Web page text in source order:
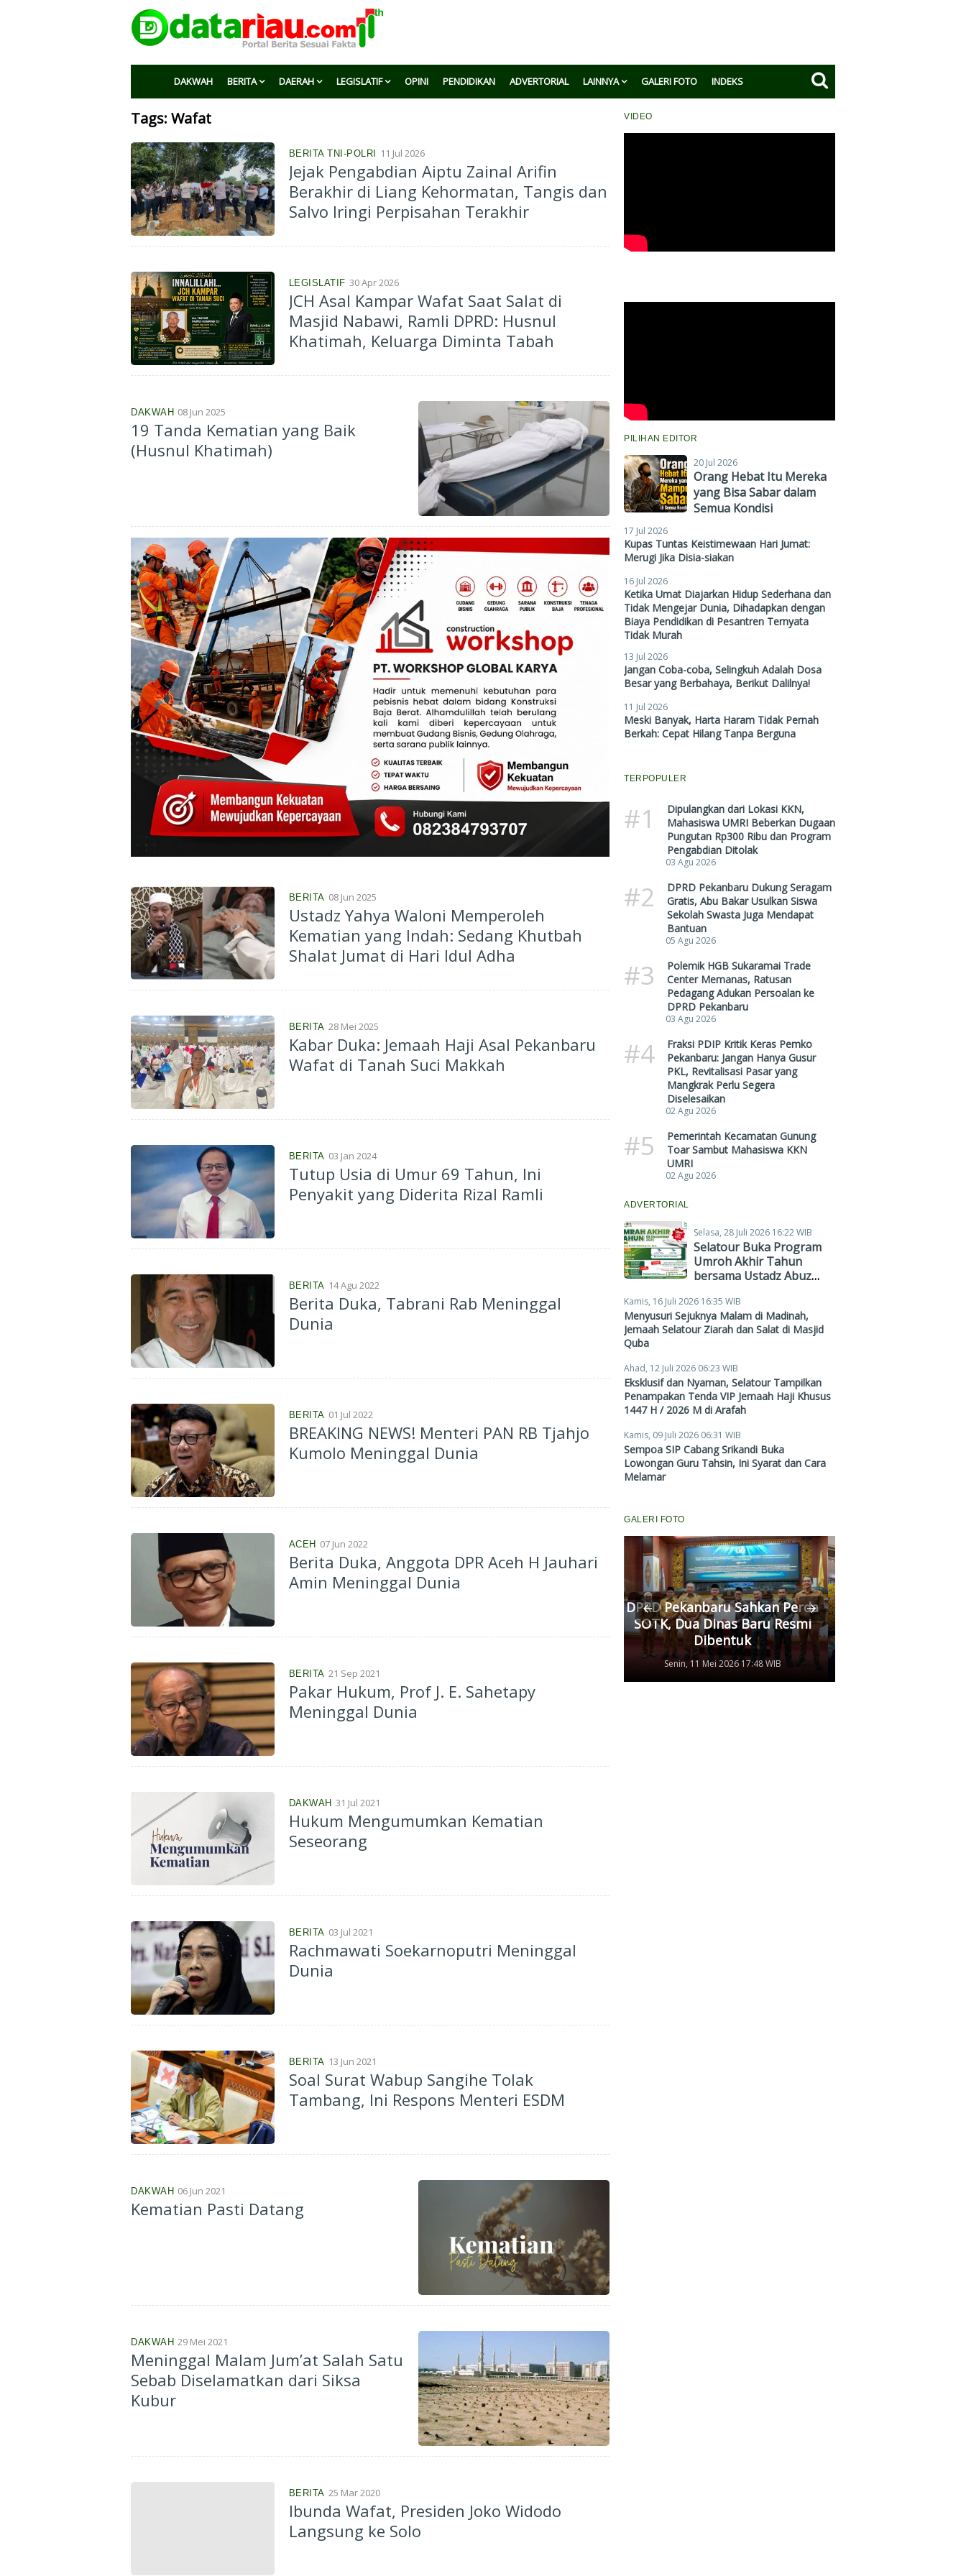
DAKWAH BERITA DAERAH LEGISLATIF OPINI PENDIDIKAN ADVERTORIAL LAINNYA GALERI FOTO INDEKS
Tags: Wafat
BERITA TNI-POLRI 11 Jul 2026
Jejak Pengabdian Aiptu Zainal Arifin
Berakhir di Liang Kehormatan, Tangis dan
Salvo Iringi Perpisahan Terakhir
LEGISLATIF 30 Apr 2026
JCH Asal Kampar Wafat Saat Salat di
Masjid Nabawi, Ramli DPRD: Husnul
Khatimah, Keluarga Diminta Tabah
DAKWAH 08 Jun 2025
19 Tanda Kematian yang Baik
(Husnul Khatimah)
BERITA 08 Jun 2025
Ustadz Yahya Waloni Memperoleh
Kematian yang Indah: Sedang Khutbah
Shalat Jumat di Hari Idul Adha
BERITA 28 Mei 2025
Kabar Duka: Jemaah Haji Asal Pekanbaru
Wafat di Tanah Suci Makkah
BERITA 03 Jan 2024
Tutup Usia di Umur 69 Tahun, Ini
Penyakit yang Diderita Rizal Ramli
BERITA 14 Agu 2022
Berita Duka, Tabrani Rab Meninggal
Dunia
BERITA 01 Jul 2022
BREAKING NEWS! Menteri PAN RB Tjahjo
Kumolo Meninggal Dunia
ACEH 07 Jun 2022
Berita Duka, Anggota DPR Aceh H Jauhari
Amin Meninggal Dunia
BERITA 21 Sep 2021
Pakar Hukum, Prof J. E. Sahetapy
Meninggal Dunia
DAKWAH 31 Jul 2021
Hukum Mengumumkan Kematian
Seseorang
BERITA 03 Jul 2021
Rachmawati Soekarnoputri Meninggal
Dunia
BERITA 13 Jun 2021
Soal Surat Wabup Sangihe Tolak
Tambang, Ini Respons Menteri ESDM
DAKWAH 06 Jun 2021
Kematian Pasti Datang
DAKWAH 29 Mei 2021
Meninggal Malam Jum’at Salah Satu
Sebab Diselamatkan dari Siksa
Kubur
BERITA 25 Mar 2020
Ibunda Wafat, Presiden Joko Widodo
Langsung ke Solo
VIDEO
PILIHAN EDITOR
20 Jul 2026
Orang Hebat Itu Mereka
yang Bisa Sabar dalam
Semua Kondisi
17 Jul 2026
Kupas Tuntas Keistimewaan Hari Jumat:
Merugi Jika Disia-siakan
16 Jul 2026
Ketika Umat Diajarkan Hidup Sederhana dan
Tidak Mengejar Dunia, Dihadapkan dengan
Biaya Pendidikan di Pesantren Ternyata
Tidak Murah
13 Jul 2026
Jangan Coba-coba, Selingkuh Adalah Dosa
Besar yang Berbahaya, Berikut Dalilnya!
11 Jul 2026
Meski Banyak, Harta Haram Tidak Pernah
Berkah: Cepat Hilang Tanpa Berguna
TERPOPULER
#1
Dipulangkan dari Lokasi KKN,
Mahasiswa UMRI Beberkan Dugaan
Pungutan Rp300 Ribu dan Program
Pengabdian Ditolak
03 Agu 2026
#2
DPRD Pekanbaru Dukung Seragam
Gratis, Abu Bakar Usulkan Siswa
Sekolah Swasta Juga Mendapat
Bantuan
05 Agu 2026
#3
Polemik HGB Sukaramai Trade
Center Memanas, Ratusan
Pedagang Adukan Persoalan ke
DPRD Pekanbaru
03 Agu 2026
#4
Fraksi PDIP Kritik Keras Pemko
Pekanbaru: Jangan Hanya Gusur
PKL, Revitalisasi Pasar yang
Mangkrak Perlu Segera
Diselesaikan
02 Agu 2026
#5
Pemerintah Kecamatan Gunung
Toar Sambut Mahasiswa KKN
UMRI
02 Agu 2026
ADVERTORIAL
Selasa, 28 Juli 2026 16:22 WIB
Selatour Buka Program
Umroh Akhir Tahun
bersama Ustadz Abuz
Mulai Rp38,4 Juta
Kamis, 16 Juli 2026 16:35 WIB
Menyusuri Sejuknya Malam di Madinah,
Jemaah Selatour Ziarah dan Salat di Masjid
Quba
Ahad, 12 Juli 2026 06:23 WIB
Eksklusif dan Nyaman, Selatour Tampilkan
Penampakan Tenda VIP Jemaah Haji Khusus
1447 H / 2026 M di Arafah
Kamis, 09 Juli 2026 06:31 WIB
Sempoa SIP Cabang Srikandi Buka
Lowongan Guru Tahsin, Ini Syarat dan Cara
Melamar
GALERI FOTO
Komisi III DPRD Pekanbaru
Fasilitasi Mediasi Dugaan
Damai
DPRD Pekanbaru Sahkan Perda
SOTK, Dua Dinas Baru Resmi
Dibentuk
Senin, 11 Mei 2026 17:48 WIB